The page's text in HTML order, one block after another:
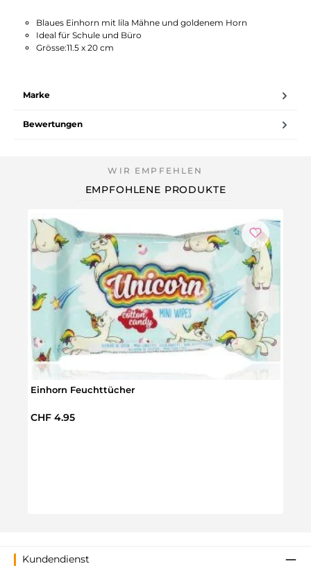
Blaues Einhorn mit lila Mähne und goldenem Horn
Ideal für Schule und Büro
Grösse:11.5 x 20 cm
Marke
Bewertungen
EMPFOHLENE PRODUKTE
Einhorn Feuchttücher
Regulärer Preis:
CHF 4.95
Kundendienst